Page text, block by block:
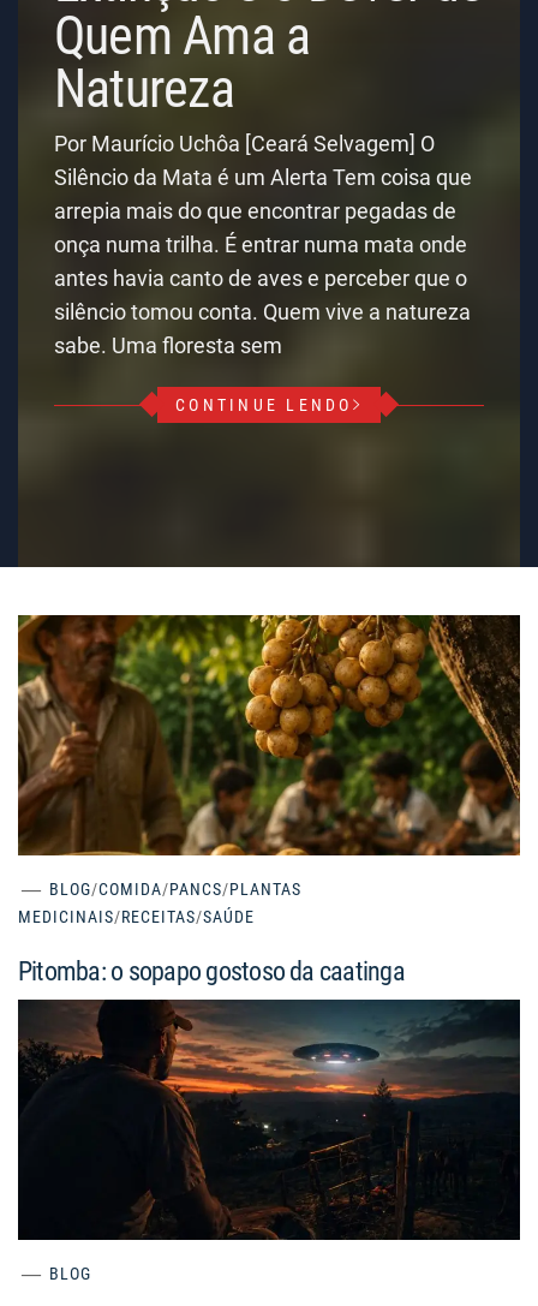
Quem Ama a
Natureza
Por Maurício Uchôa [Ceará Selvagem] O
Silêncio da Mata é um Alerta Tem coisa que
arrepia mais do que encontrar pegadas de
onça numa trilha. É entrar numa mata onde
antes havia canto de aves e perceber que o
silêncio tomou conta. Quem vive a natureza
sabe. Uma floresta sem
CONTINUE LENDO
BLOG/COMIDA/PANCS/PLANTAS
MEDICINAIS/RECEITAS/SAÚDE
Pitomba: o sopapo gostoso da caatinga
BLOG